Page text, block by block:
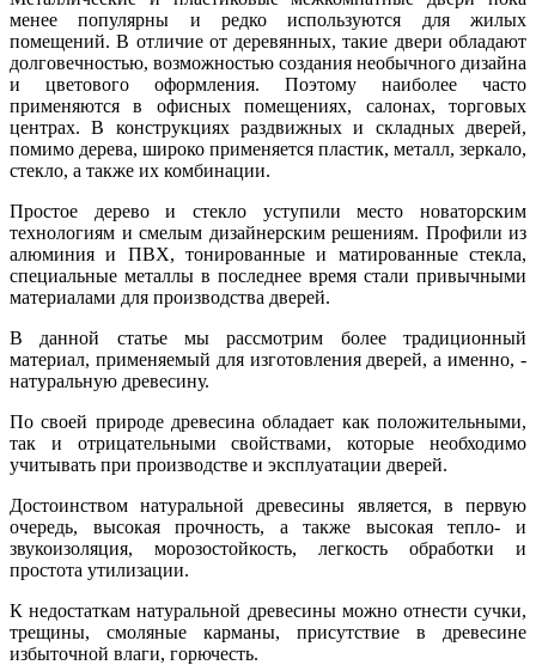
менее популярны и редко используются для жилых
помещений. В отличие от деревянных, такие двери обладают
долговечностью, возможностью создания необычного дизайна
и цветового оформления. Поэтому наиболее часто
применяются в офисных помещениях, салонах, торговых
центрах. В конструкциях раздвижных и складных дверей,
помимо дерева, широко применяется пластик, металл, зеркало,
стекло, а также их комбинации.
Простое дерево и стекло уступили место новаторским
технологиям и смелым дизайнерским решениям. Профили из
алюминия и ПВХ, тонированные и матированные стекла,
специальные металлы в последнее время стали привычными
материалами для производства дверей.
В данной статье мы рассмотрим более традиционный
материал, применяемый для изготовления дверей, а именно, -
натуральную древесину.
По своей природе древесина обладает как положительными,
так и отрицательными свойствами, которые необходимо
учитывать при производстве и эксплуатации дверей.
Достоинством натуральной древесины является, в первую
очередь, высокая прочность, а также высокая тепло- и
звукоизоляция, морозостойкость, легкость обработки и
простота утилизации.
К недостаткам натуральной древесины можно отнести сучки,
трещины, смоляные карманы, присутствие в древесине
избыточной влаги, горючесть.